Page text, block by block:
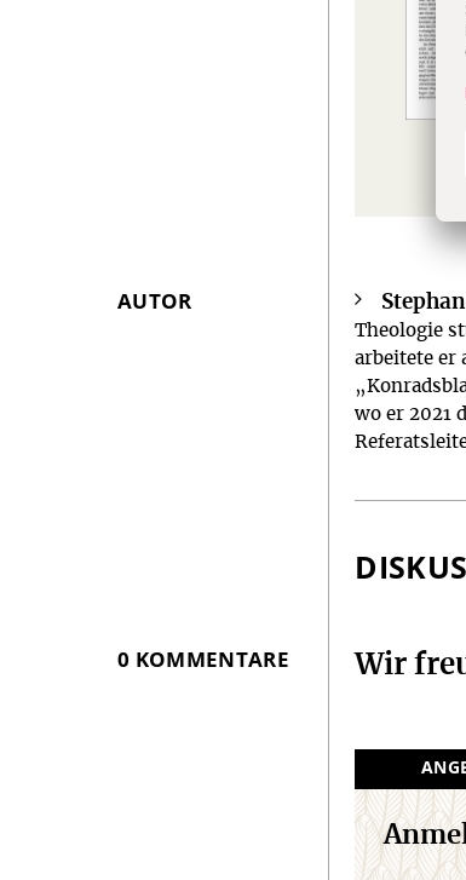
Überschrift
AUTOR
Theologie
arbeitete er
wo er 2021
0 KOMMENTARE Wir